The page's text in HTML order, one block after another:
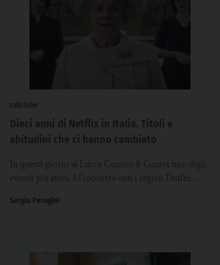
Dieci anni di Netflix in Italia. Titoli e
abitudini che ci hanno cambiato
In questi giorni al Lucca Comics & Games uno degli
eventi più attesi è l’incontro con i registi Duffer
Sergio Perugini